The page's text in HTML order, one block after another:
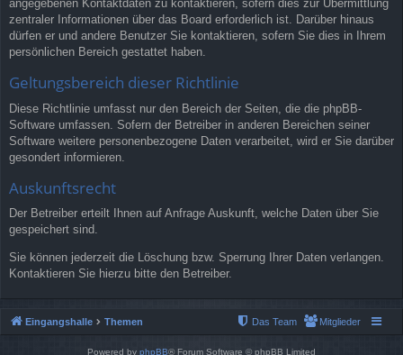
angegebenen Kontaktdaten zu kontaktieren, sofern dies zur Übermittlung
zentraler Informationen über das Board erforderlich ist. Darüber hinaus
dürfen er und andere Benutzer Sie kontaktieren, sofern Sie dies in Ihrem
persönlichen Bereich gestattet haben.
Geltungsbereich dieser Richtlinie
Diese Richtlinie umfasst nur den Bereich der Seiten, die die phpBB-
Software umfassen. Sofern der Betreiber in anderen Bereichen seiner
Software weitere personenbezogene Daten verarbeitet, wird er Sie darüber
gesondert informieren.
Auskunftsrecht
Der Betreiber erteilt Ihnen auf Anfrage Auskunft, welche Daten über Sie
gespeichert sind.
Sie können jederzeit die Löschung bzw. Sperrung Ihrer Daten verlangen.
Kontaktieren Sie hierzu bitte den Betreiber.
Eingangshalle Themen Mitglieder
Das Team
Powered by phpBB® Forum Software © phpBB Limited